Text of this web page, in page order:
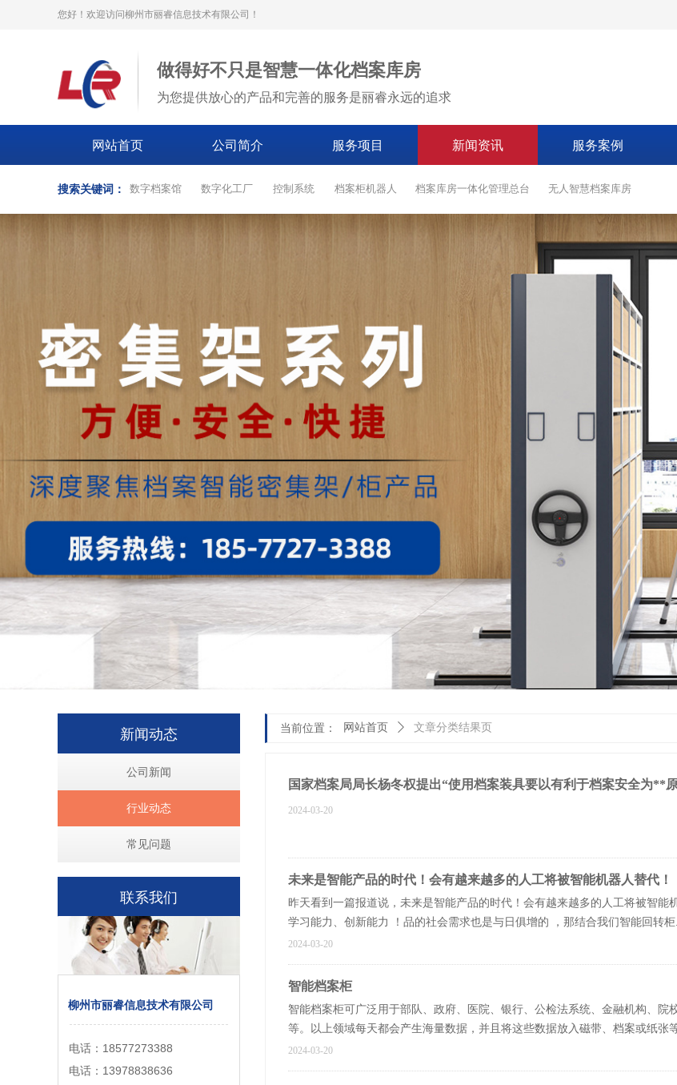
您好！欢迎访问柳州市丽睿信息技术有限公司！
做得好不只是智慧一体化档案库房
为您提供放心的产品和完善的服务是丽睿永远的追求
搜索关键词： 数字档案馆 数字化工厂 控制系统
网站首页 公司简介 服务项目 新闻资讯 服务案例
档案柜机器人 档案库房一体化管理总台 无人智慧档案库房
当前位置：
国家档案局局长杨冬权提出“使用档案装具要以有利于档案安全为**
2024-03-20
未来是智能产品的时代！会有越来越多的人工将被智能机器人替代！
昨天看到一篇报道说，未来是智能产品的时代！会有越来越多的人工将被智
学习能力、创新能力 ！品的社会需求也是与日俱增的 ，那结合我们智能回转柜
2024-03-20
智能档案柜
智能档案柜可广泛用于部队、政府、医院、银行、公检法系统、金融机构、
等。以上领域每天都会产生海量数据，并且将这些数据放入磁带、档案或纸张
2024-03-20
新闻动态
联系我们
公司新闻
行业动态
常见问题
柳州市丽睿信息技术有限公司
电话：18577273388
电话：13978838636
网站首页 ꄲ 文章分类结果页